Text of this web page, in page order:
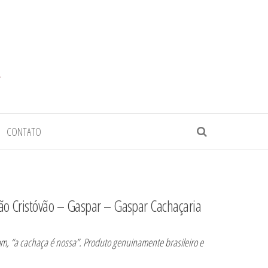
CONTATO
Cristóvão – Gaspar – Gaspar Cachaçaria
“a cachaça é nossa”. Produto genuinamente brasileiro e